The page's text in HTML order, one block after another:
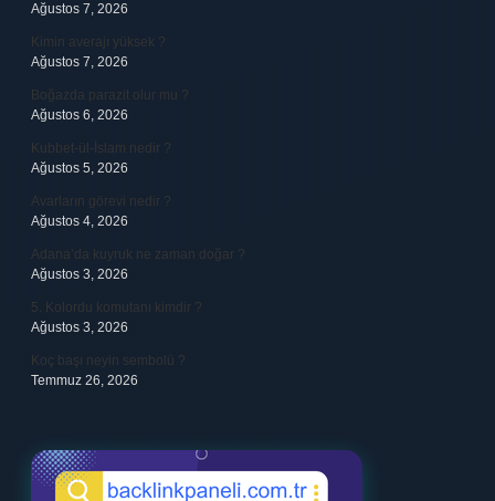
Ağustos 7, 2026
Kimin averajı yüksek ?
Ağustos 7, 2026
Boğazda parazit olur mu ?
Ağustos 6, 2026
Kubbet-ül-İslam nedir ?
Ağustos 5, 2026
Avarların görevi nedir ?
Ağustos 4, 2026
Adana’da kuyruk ne zaman doğar ?
Ağustos 3, 2026
5. Kolordu komutanı kimdir ?
Ağustos 3, 2026
Koç başı neyin sembolü ?
Temmuz 26, 2026